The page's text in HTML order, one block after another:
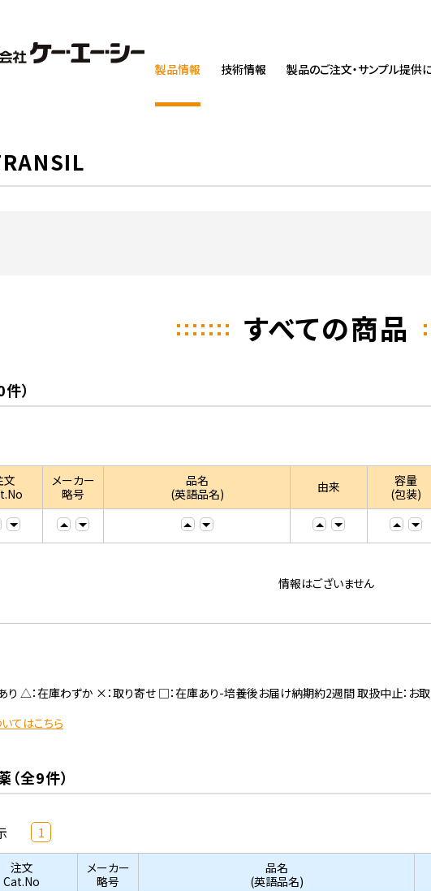
製品情報 技術情報 製品のご注文・サンプル提供
すべての商品
）
文
メーカー
略号
品名
(英語品名)
由来
容量
(包装)
情報はございません
り △：在庫わずか ×：取り寄せ □：在庫あり-培養後お届け納期約2週間 取扱中止：お取
てはこちら
全9件）
1
注文
Cat.No
メーカー
略号
品名
(英語品名)